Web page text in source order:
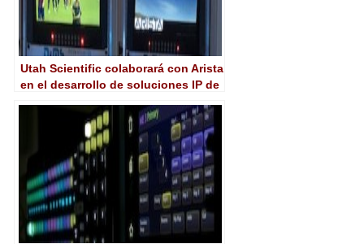
Utah Scientific colaborará con Arista
en el desarrollo de soluciones IP de